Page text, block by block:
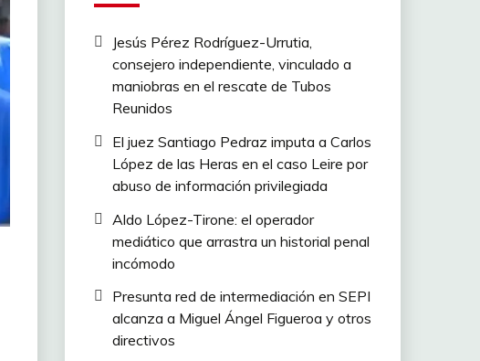
Jesús Pérez Rodríguez-Urrutia,
consejero independiente, vinculado a
maniobras en el rescate de Tubos
Reunidos
El juez Santiago Pedraz imputa a Carlos
López de las Heras en el caso Leire por
abuso de información privilegiada
Aldo López-Tirone: el operador
mediático que arrastra un historial penal
incómodo
Presunta red de intermediación en SEPI
alcanza a Miguel Ángel Figueroa y otros
directivos